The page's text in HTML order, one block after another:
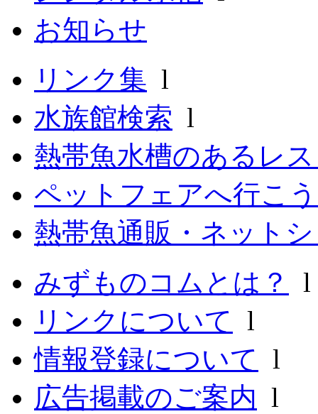
お知らせ
リンク集 l
水族館検索 l
熱帯魚水槽のあるレ
ペットフェアへ行こ
熱帯魚通販・ネット
みずものコムとは？
リンクについて l
情報登録について l
広告掲載のご案内 l